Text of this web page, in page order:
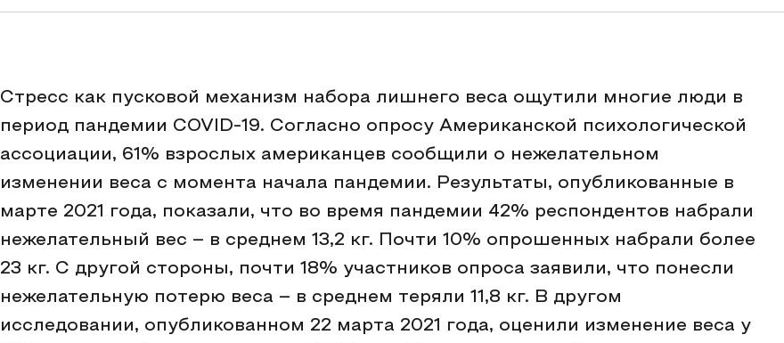
Стресс как пусковой механизм набора лишнего веса ощутили многие люди в
период пандемии COVID-19. Согласно опросу Американской психологической
ассоциации, 61% взрослых американцев сообщили о нежелательном
изменении веса с момента начала пандемии. Результаты, опубликованные в
марте 2021 года, показали, что во время пандемии 42% респондентов набрали
нежелательный вес – в среднем 13,2 кг. Почти 10% опрошенных набрали более
23 кг. С другой стороны, почти 18% участников опроса заявили, что понесли
нежелательную потерю веса – в среднем теряли 11,8 кг. В другом
исследовании, опубликованном 22 марта 2021 года, оценили изменение веса у